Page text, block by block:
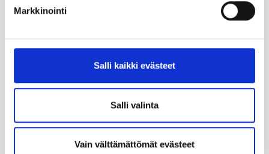
Markkinointi
Salli kaikki evästeet
Salli valinta
Vain välttämättömät evästeet
Taloesittelyt
Taloesittely Nokia (Sammalisto)
Mallisto: City